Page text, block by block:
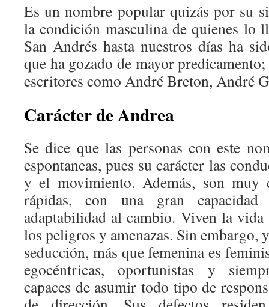
Es un nombre popular quizás por su
la condición masculina de quienes lo
San Andrés hasta nuestros días ha
que ha gozado de mayor
escritores como André Breton, André
Carácter de Andrea
Se dice que las personas con este
espontaneas, pues su carácter las
y el movimiento. Además, son muy
rápidas, con una gran
adaptabilidad al cambio. Viven la
los peligros y amenazas. Sin embargo,
seducción, más que femenina es
egocéntricas, oportunistas y
capaces de asumir todo tipo de